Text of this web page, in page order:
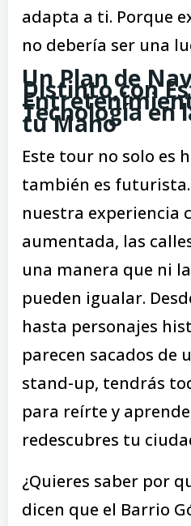
adapta a ti. Porque
no debería ser una
Un Plan de
Distinto,con
Tecnología en
tu Mano
Este tour no solo es
también es futurista.
nuestra experiencia
aumentada, las
una manera que ni
pueden igualar.
hasta personajes
parecen sacados de
stand-up, tendrás
para reírte y
redescubres tu
¿Quieres saber por
dicen que el Barrio